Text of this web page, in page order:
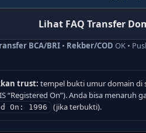
Lihat FAQ Transfer
BCA/BRI • Rekber/COD OK •
trust: tempel bukti umur domain di
“Registered On”). Anda bisa menaruh
On: 1996 (jika terbukti).